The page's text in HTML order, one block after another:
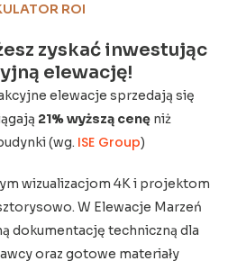
ROI
zyskać inwestując
elewację!
elewacje sprzedają się
21% wyższą cenę niż
(wg. ISE Group)
wizualizacjom 4K i projektom
W Elewacje Marzeń
dokumentację techniczną dla
oraz gotowe materiały